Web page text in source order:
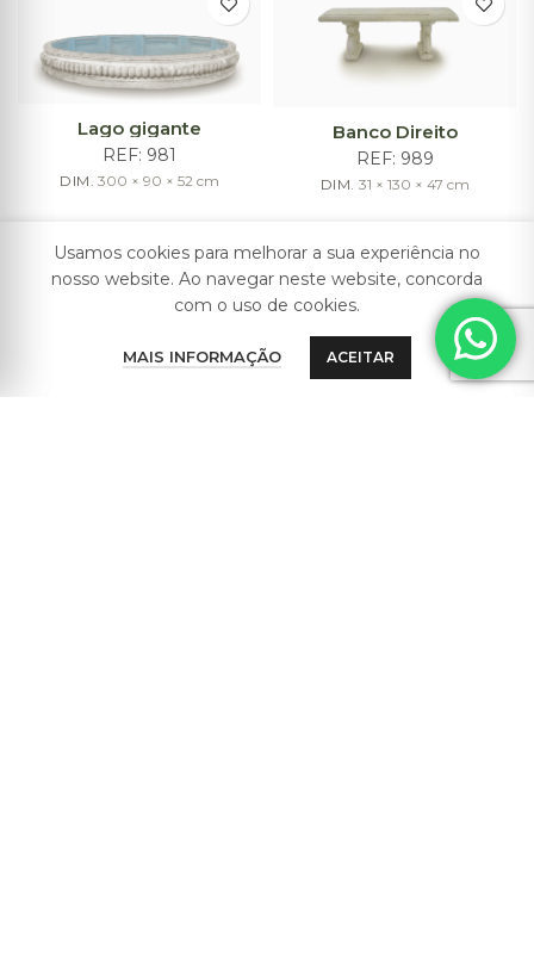
Lago gigante
REF: 981
DIM. 300 × 90 × 52 cm
Banco Direito
REF: 989
DIM. 31 × 130 × 47 cm
Usamos cookies para melhorar a sua experiência no
nosso website. Ao navegar neste website, concorda
com o uso de cookies.
MAIS INFORMAÇÃO ACEITAR